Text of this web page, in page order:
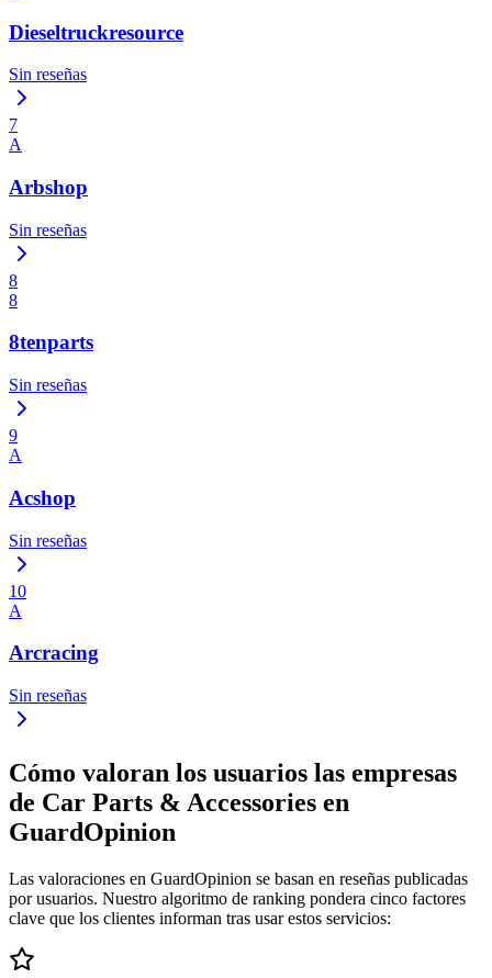
Dieseltruckresource
Sin reseñas
7
A
Arbshop
Sin reseñas
8
8
8tenparts
Sin reseñas
9
A
Acshop
Sin reseñas
10
A
Arcracing
Sin reseñas
Cómo valoran los usuarios las empresas
de Car Parts & Accessories en
GuardOpinion
Las valoraciones en GuardOpinion se basan en reseñas publicadas
por usuarios. Nuestro algoritmo de ranking pondera cinco factores
clave que los clientes informan tras usar estos servicios: